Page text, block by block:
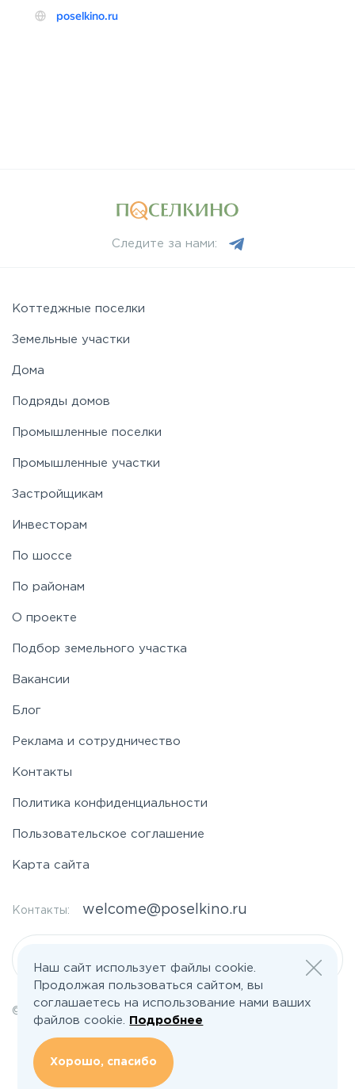
Следите за нами:
Коттеджные поселки
Земельные участки
Дома
Подряды домов
Промышленные поселки
Промышленные участки
Застройщикам
Инвесторам
По шоссе
По районам
О проекте
Подбор земельного участка
Вакансии
Блог
Реклама и сотрудничество
Контакты
Политика конфиденциальности
Пользовательское соглашение
Карта сайта
Контакты: welcome@poselkino.ru
© 2026 Все права защищены | poselkino.ru
ИП Маслов Дмитрий Валерьевич
ИНН 503406273833
+79647266008
142613, Московская область, Орехово-Зуево, ул. Северная, д.14, кв.145
Наш сайт использует файлы cookie.
Продолжая пользоваться сайтом, вы
соглашаетесь на использование нами ваших
файлов cookie.
Подробнее
Хорошо, спасибо